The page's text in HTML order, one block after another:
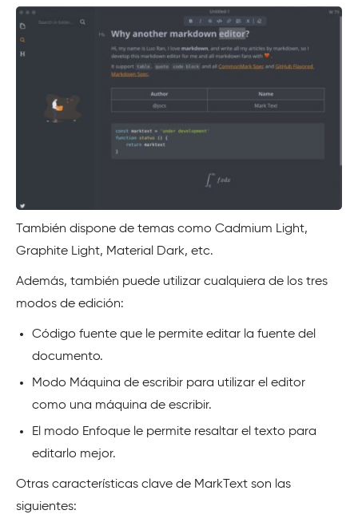
También dispone de temas como Cadmium Light,
Graphite Light, Material Dark, etc.
Además, también puede utilizar cualquiera de los tres
modos de edición:
Código fuente que le permite editar la fuente del
documento.
Modo Máquina de escribir para utilizar el editor
como una máquina de escribir.
El modo Enfoque le permite resaltar el texto para
editarlo mejor.
Otras características clave de MarkText son las
siguientes: